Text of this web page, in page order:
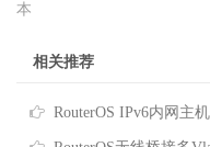
本
相关推荐
RouterOS IPv6内网主机侧防火墙